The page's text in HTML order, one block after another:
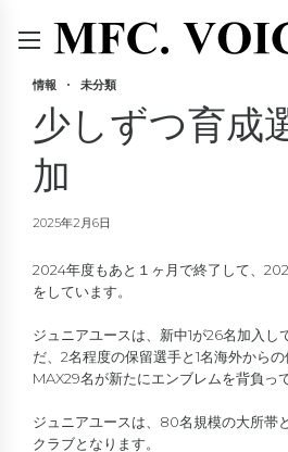
情報 未分類
少しずつ育成
加
2025年2月6日
2024年度もあと１ヶ月で終了して、
をしています。
ジュニアユースは、新中1が26名加入し
だ、2名程度の保留選手と1名海外からの
MAX29名が新たにエンブレムを背負っ
ジュニアユースは、80名規模の大所帯
クラブとなります。